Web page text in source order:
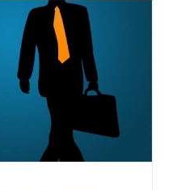
de las
2017